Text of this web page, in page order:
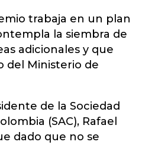
trabaja en un plan
la siembra de
adicionales y que
del Ministerio de
de la Sociedad
(SAC), Rafael
dado que no se